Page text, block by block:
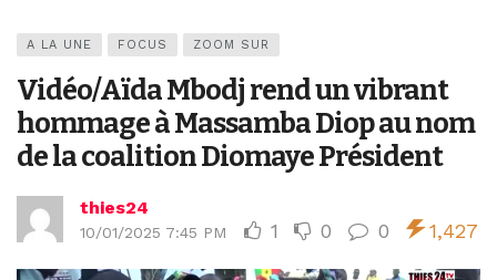
A LA UNE FOCUS ZOOM SUR
Vidéo/Aïda Mbodj rend un vibrant
hommage à Massamba Diop au nom
de la coalition Diomaye Président
thies24
10/01/2025 7:45 PM 1 0 0 1,427